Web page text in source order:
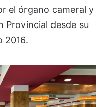
el órgano cameral y
Provincial desde su
2016.